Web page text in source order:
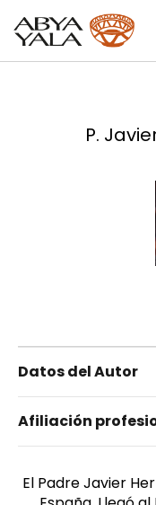
P.
Datos del Autor
Herrán
Afiliación
El Padre Javier